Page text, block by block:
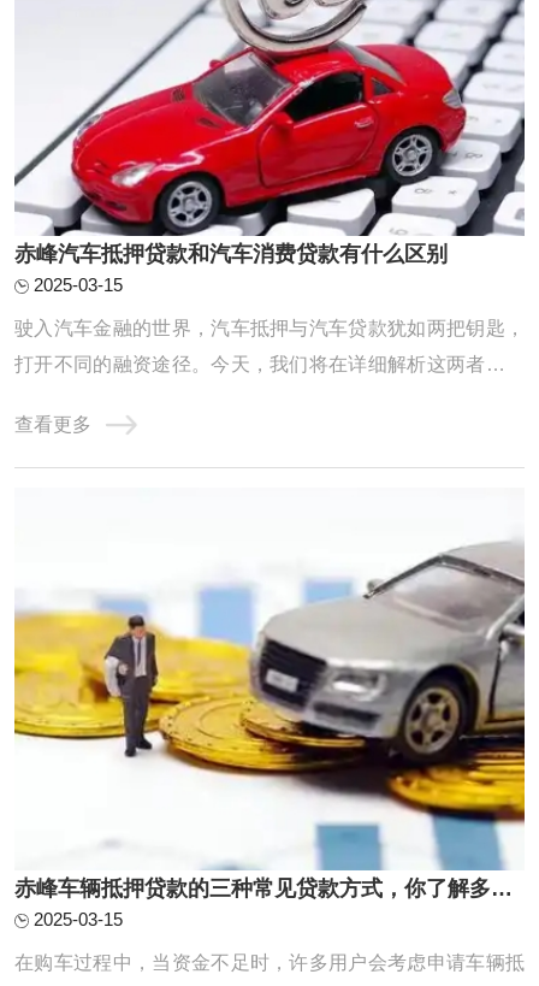
赤峰汽车抵押贷款和汽车消费贷款有什么区别
2025-03-15
驶入汽车金融的世界，汽车抵押与汽车贷款犹如两把钥匙，
打开不同的融资途径。今天，我们将在详细解析这两者的异
的临时避风港，它让车主保留车辆所有权，但作为贷款担
保。当资金需求燃眉之急，车主可以用车辆作抵押申请贷
查看更多
赤峰车辆抵押贷款的三种常见贷款方式，你了解多少？
2025-03-15
在购车过程中，当资金不足时，许多用户会考虑申请车辆抵